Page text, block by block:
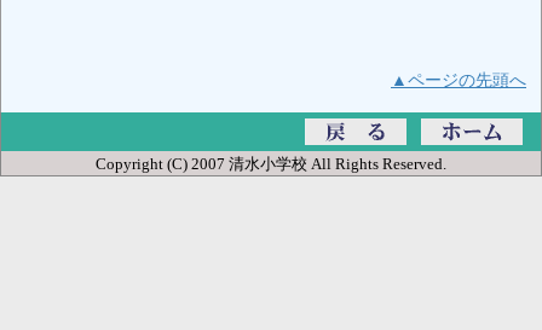
▲ページの先頭へ
Copyright (C) 2007 清水小学校 All Rights Reserved.